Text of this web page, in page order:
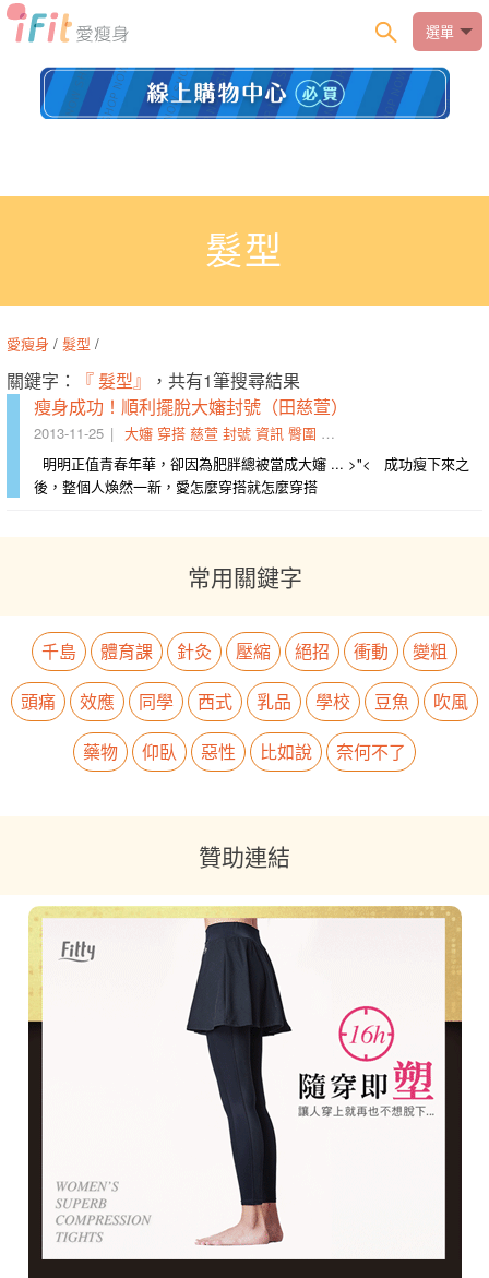
選單
髮型
愛瘦身 / 髮型 /
關鍵字： 『 髮型』
，共有1筆搜尋結果
瘦身成功！順利擺脫大嬸封號（田慈萱）
2013-11-25 大嬸 穿搭 慈萱 封號 資訊 臀圍 當成
明明正值青春年華，卻因為肥胖總被當成大嬸 ... >"< 成功瘦下來之
後，整個人煥然一新，愛怎麼穿搭就怎麼穿搭
常用關鍵字
千島 體育課 針灸 壓縮 絕招 衝動
變粗
頭痛
效應 同學 西式 乳品 學校 豆魚
吹風
藥物
仰臥 惡性 比如說 奈何不了
贊助連結